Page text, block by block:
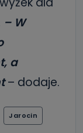
– W
a
– dodaje.
Jarocin